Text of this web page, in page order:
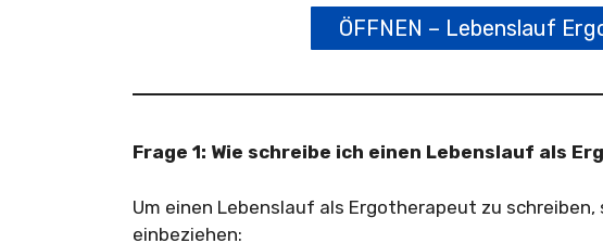
ÖFFNEN – Lebenslauf
Frage 1: Wie schreibe ich einen Lebenslauf als
Um einen Lebenslauf als Ergotherapeut zu
einbeziehen: